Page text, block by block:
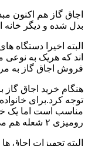
اجاق گاز هم اکنون
بدل شده و دیگر خانه
البته اخیرا دستگاه
اند که هریک به نوعی
فروش اجاق گاز به
هنگام خرید اجاق گاز
رومیزی ۲ شعله هم می تواند امورات خود را بگذراند.
البته تجهیزات اجاق